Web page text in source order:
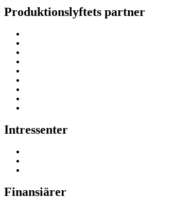
Produktionslyftets partner
Intressenter
Finansiärer